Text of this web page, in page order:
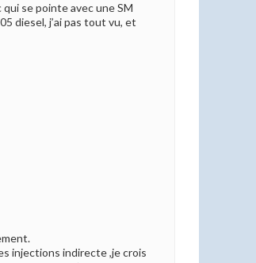
se pointe avec une SM
diesel, j’ai pas tout vu, et
injections indirecte ,je crois